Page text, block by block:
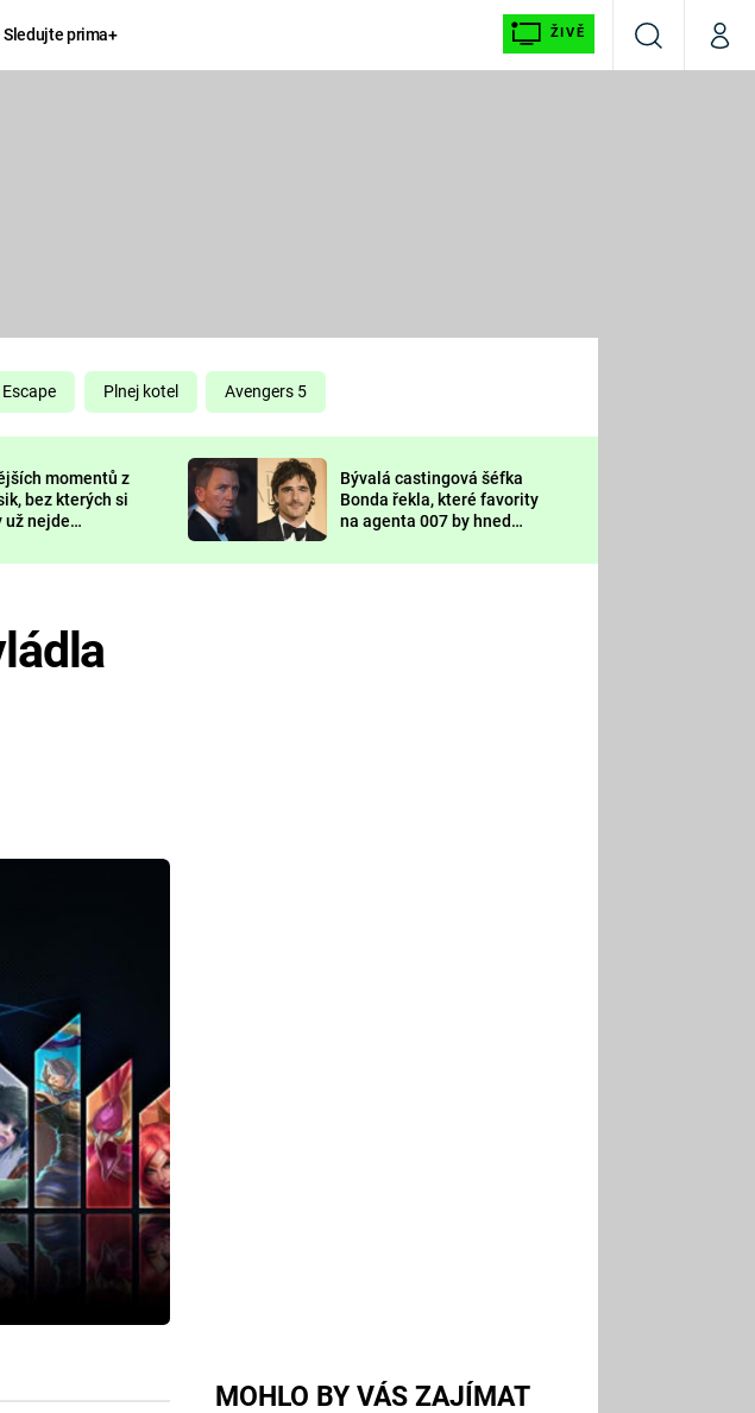
Sledujte prima+ ŽIVĚ
VyhledáváníMůj
KOMEDIE
CHUCK
NORRIS
DEADPOOL
Prima LAJK
Sledujte nás
Escape Plnej kotel Avengers 5
momentů z
bez kterých si
už nejde
Bývalá castingová šéfka
Bonda řekla, které favority
na agenta 007 by hned
MOHLO BY VÁS ZAJÍMAT